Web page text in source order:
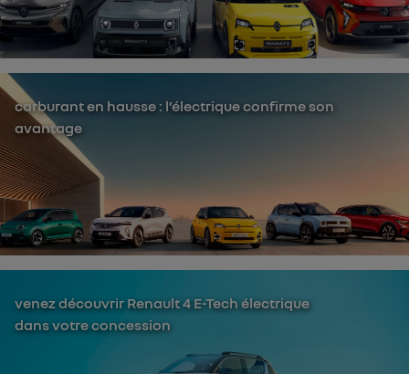
carburant en hausse : l’électrique confirme son
avantage
venez découvrir Renault 4 E-Tech électrique
dans votre concession